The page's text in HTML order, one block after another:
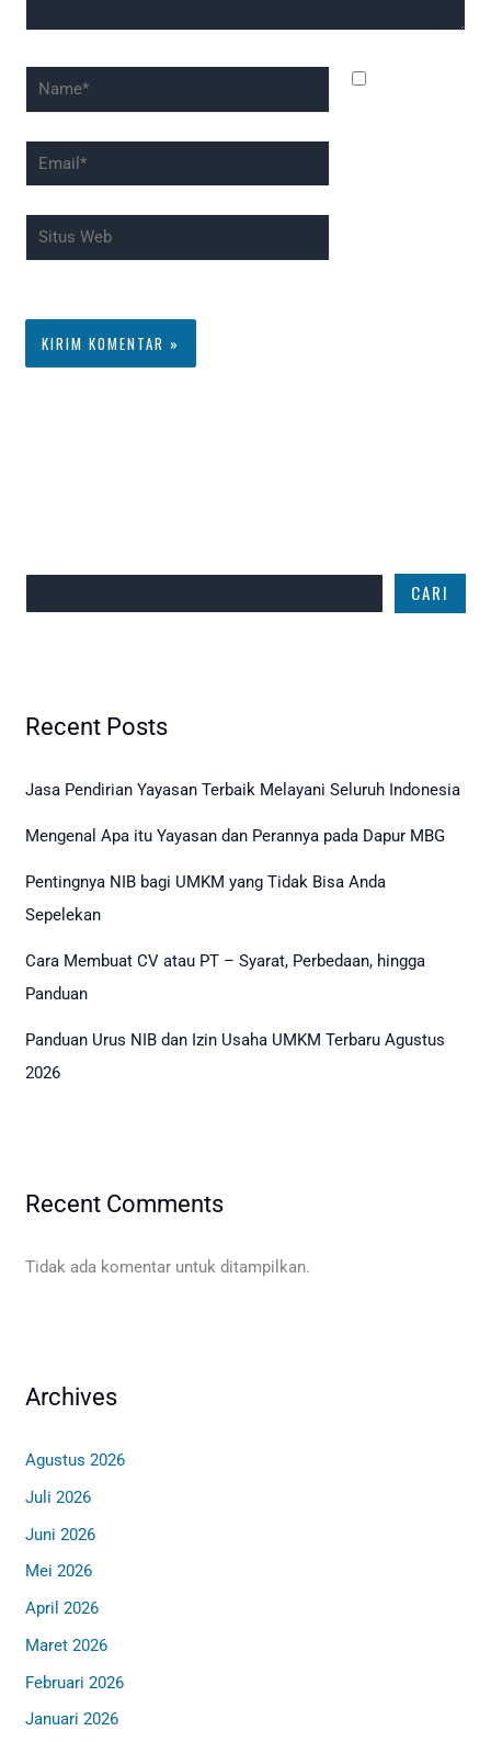
Name*
Email*
Situs
Web
CARI
Recent Posts
Jasa Pendirian Yayasan Terbaik Melayani Seluruh Indonesia
Mengenal Apa itu Yayasan dan Perannya pada Dapur MBG
Pentingnya NIB bagi UMKM yang Tidak Bisa Anda
Sepelekan
Cara Membuat CV atau PT – Syarat, Perbedaan, hingga
Panduan
Panduan Urus NIB dan Izin Usaha UMKM Terbaru Agustus
2026
Recent Comments
Tidak ada komentar untuk ditampilkan.
Archives
Agustus 2026
Juli 2026
Juni 2026
Mei 2026
April 2026
Maret 2026
Februari 2026
Januari 2026